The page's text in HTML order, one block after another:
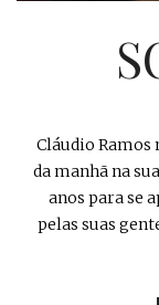
Cláudio Ramos
da manhã na
anos para se
pelas suas